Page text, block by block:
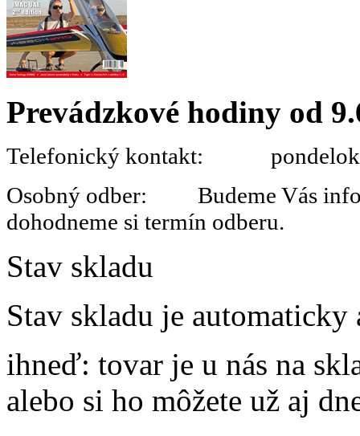
Prevádzkové hodiny od
Telefonický kontakt:
Osobný odber: Budeme Vás
dohodneme si termín odberu.
Stav skladu
Stav skladu je
ihneď: tovar je u nás na
alebo si ho môžete už aj